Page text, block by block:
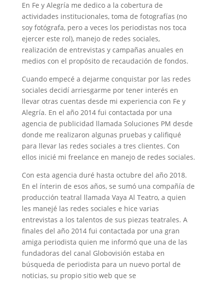
En Fe y Alegría me dedico a la cobertura de
actividades institucionales, toma de fotografías (no
soy fotógrafa, pero a veces los periodistas nos toca
ejercer este rol), manejo de redes sociales,
realización de entrevistas y campañas anuales en
medios con el propósito de recaudación de fondos.
Cuando empecé a dejarme conquistar por las redes
sociales decidí arriesgarme por tener interés en
llevar otras cuentas desde mi experiencia con Fe y
Alegría. En el año 2014 fui contactada por una
agencia de publicidad llamada Soluciones PM desde
donde me realizaron algunas pruebas y califiqué
para llevar las redes sociales a tres clientes. Con
ellos inicié mi freelance en manejo de redes sociales.
Con esta agencia duré hasta octubre del año 2018.
En el ínterin de esos años, se sumó una compañía de
producción teatral llamada Vaya Al Teatro, a quien
les manejé las redes sociales e hice varias
entrevistas a los talentos de sus piezas teatrales. A
finales del año 2014 fui contactada por una gran
amiga periodista quien me informó que una de las
fundadoras del canal Globovisión estaba en
búsqueda de periodista para un nuevo portal de
noticias, su propio sitio web que se